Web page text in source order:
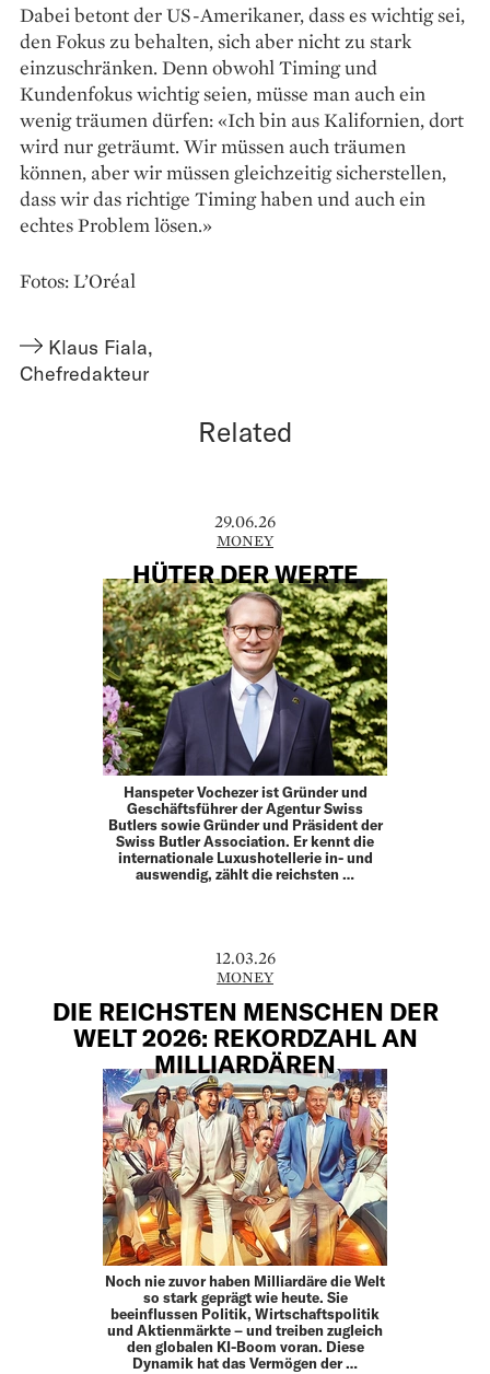
Dabei betont der US-Amerikaner, dass es wichtig sei,
den Fokus zu behalten, sich aber nicht zu stark
einzuschränken. Denn obwohl Timing und
Kundenfokus wichtig seien, müsse man auch ein
wenig träumen dürfen: «Ich bin aus Kalifornien, dort
wird nur geträumt. Wir müssen auch träumen
können, aber wir müssen gleichzeitig sicherstellen,
dass wir das richtige Timing haben und auch ein
echtes Problem lösen.»
Fotos: L’Oréal
Klaus Fiala,
Chefredakteur
Related
29.06.26
MONEY
HÜTER DER WERTE
Hanspeter Vochezer ist Gründer und
Geschäftsführer der Agentur Swiss
Butlers sowie Gründer und Präsident der
Swiss Butler Association. Er kennt die
internationale Luxushotellerie in- und
auswendig, zählt die reichsten …
12.03.26
MONEY
DIE REICHSTEN MENSCHEN DER
WELT 2026: REKORDZAHL AN
MILLIARDÄREN
Noch nie zuvor haben Milliardäre die Welt
so stark geprägt wie heute. Sie
beeinflussen Politik, Wirtschaftspolitik
und Aktienmärkte – und treiben zugleich
den globalen KI-Boom voran. Diese
Dynamik hat das Vermögen der …